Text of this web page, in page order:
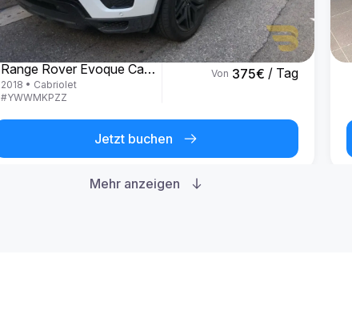
Land Rover
Range Rover Evoque Cabrio
2018 • Cabriolet
#YWWMKPZZ
Von 375€ / Tag
Jetzt buchen
Mehr anzeigen